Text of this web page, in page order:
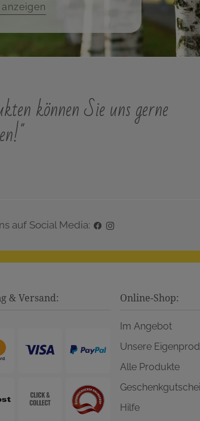
können Sie uns gerne
auf Social Media:
& Versand: Online-Shop:
Im Angebot
Unsere
Alle Produkte
Hilfe